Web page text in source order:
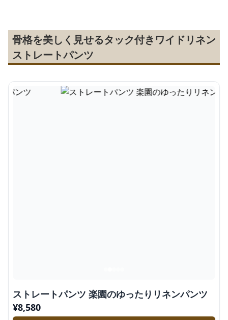
骨格を美しく見せるタック付きワイドリネン
ストレートパンツ
ストレートパンツ 楽園のゆったりリネンパンツ
¥8,580